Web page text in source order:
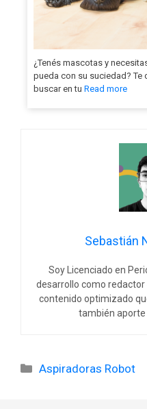
¿Tenés mascotas y
pueda con su suciedad?
buscar en tu Read more
Sebastián
Soy Licenciado en
desarrollo como redactor
contenido optimizado
también aporte
Categorías
Aspiradoras Robot